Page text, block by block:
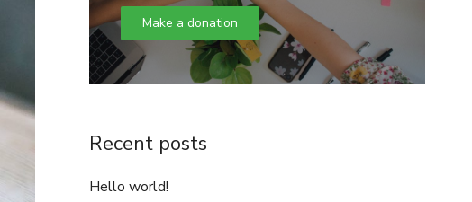
Make a donation
Recent posts
Hello world!